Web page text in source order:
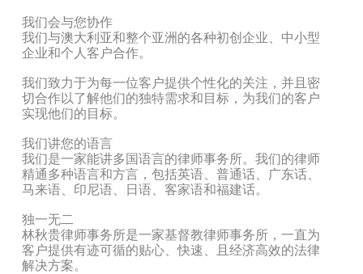
我们会与您协作
我们与澳大利亚和整个亚洲的各种初创企业、中小型
企业和个人客户合作。
我们致力于为每一位客户提供个性化的关注，并且密
切合作以了解他们的独特需求和目标，为我们的客户
实现他们的目标。
我们讲您的语言
我们是一家能讲多国语言的律师事务所。我们的律师
精通多种语言和方言，包括英语、普通话、广东话、
马来语、印尼语、日语、客家语和福建话。
独一无二
林秋贵律师事务所是一家基督教律师事务所，一直为
客户提供有迹可循的贴心、快速、且经济高效的法律
解决方案。